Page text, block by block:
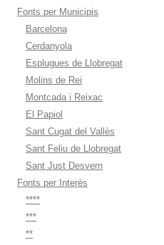
Fonts per Municipis
Barcelona
Cerdanyola
Esplugues de Llobregat
Molins de Rei
Montcada i Reixac
El Papiol
Sant Cugat del Vallès
Sant Feliu de Llobregat
Sant Just Desvern
Fonts per Interès
****
***
**